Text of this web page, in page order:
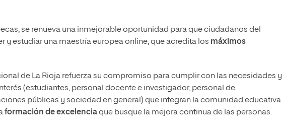
se renueva una inmejorable oportunidad para que ciudadanos del
estudiar una maestría europea online, que acredita los máximos
de La Rioja refuerza su compromiso para cumplir con las necesidades y
(estudiantes, personal docente e investigador, personal de
públicas y sociedad en general) que integran la comunidad educativa
formación de excelenciaque busque la mejora continua de las personas.